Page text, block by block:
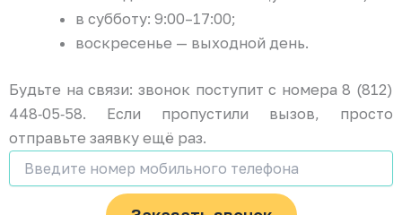
в субботу: 9:00–17:00;
воскресенье — выходной день.
Будьте на связи: звонок поступит с номера 8 (812)
448‑05‑58. Если пропустили вызов, просто
отправьте заявку ещё раз.